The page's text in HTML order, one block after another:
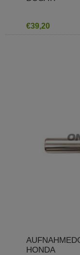
€39,20
HONDA